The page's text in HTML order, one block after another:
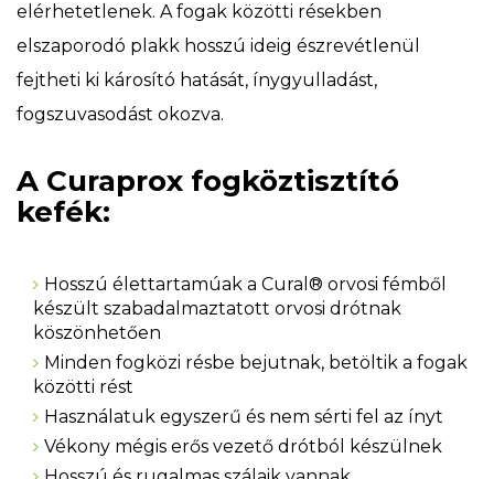
elérhetetlenek. A fogak közötti résekben
elszaporodó plakk hosszú ideig észrevétlenül
fejtheti ki károsító hatását, ínygyulladást,
fogszuvasodást okozva.
A Curaprox fogköztisztító
kefék:
Hosszú élettartamúak a Cural® orvosi fémből
készült szabadalmaztatott orvosi drótnak
köszönhetően
Minden fogközi résbe bejutnak, betöltik a fogak
közötti rést
Használatuk egyszerű és nem sérti fel az ínyt
Vékony mégis erős vezető drótból készülnek